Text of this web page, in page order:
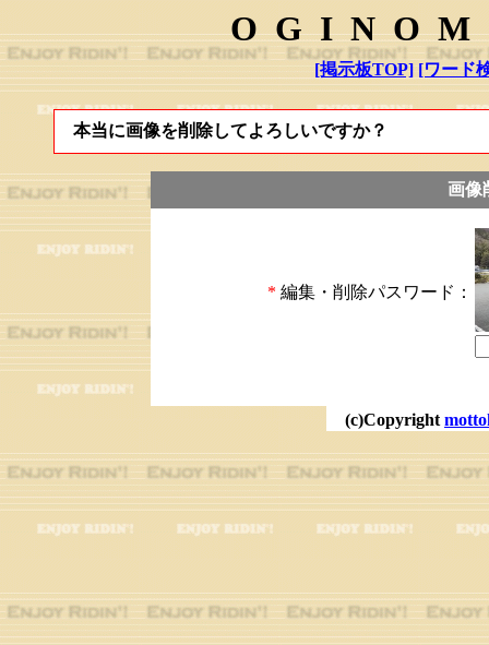
[掲示板TOP] [ワード
本当に画像を削除してよろしいですか？
画像
* 編集・削除パスワード：
(c)Copyright